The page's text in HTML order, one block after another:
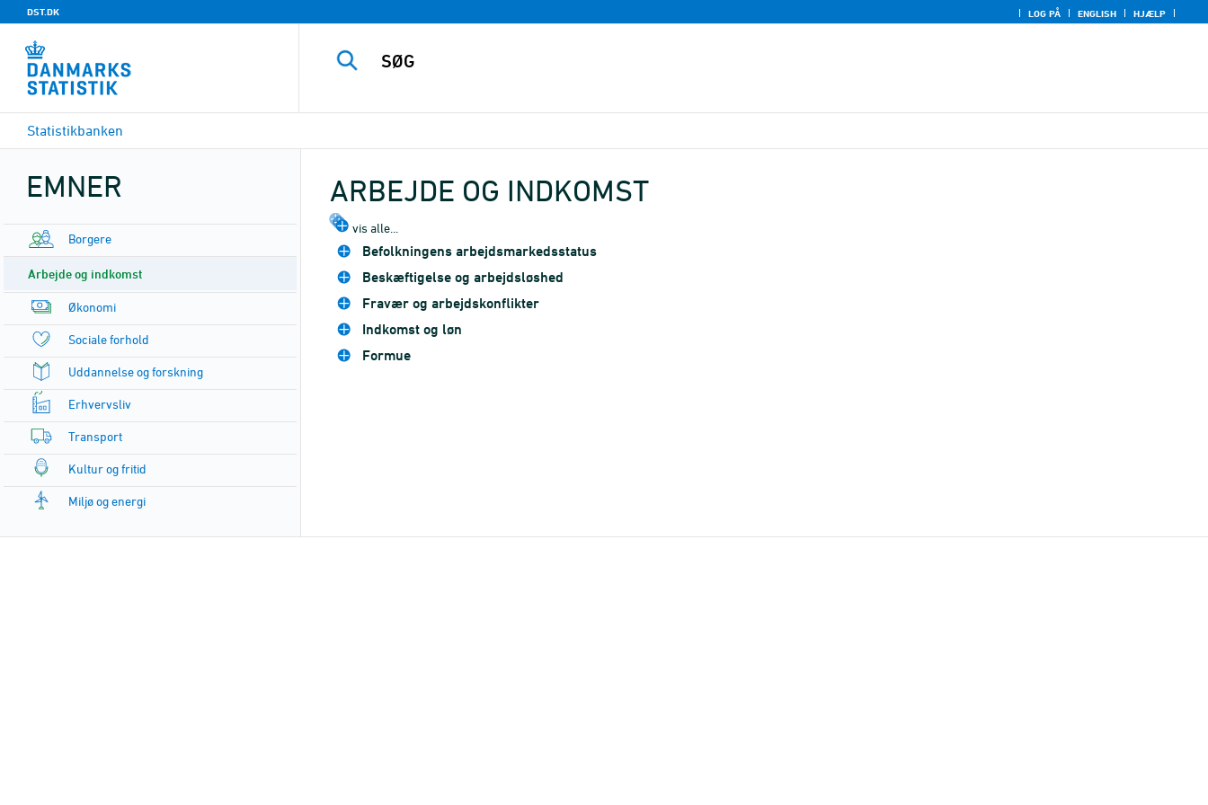
DST.DK LOG PÅ ENGLISH HJÆLP
Statistikbanken
EMNER
Borgere
Arbejde og indkomst
Økonomi
Sociale forhold
Uddannelse og forskning
Erhvervsliv
Transport
Kultur og fritid
Miljø og energi
ARBEJDE OG INDKOMST
vis alle...
Befolkningens arbejdsmarkedsstatus
Beskæftigelse og arbejdsløshed
Fravær og arbejdskonflikter
Indkomst og løn
Formue